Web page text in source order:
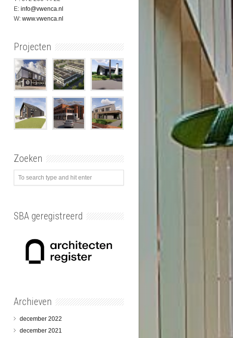
E:info@vwenca.nl
W:www.vwenca.nl
Projecten
Zoeken
SBA geregistreerd
Archieven
december 2022
december 2021